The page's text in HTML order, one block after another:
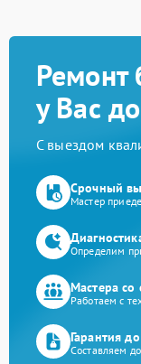
Ремонт
у Вас
С выездом
Срочный
Мастер
Определим
Мастера со
Работаем с
Гарантия
Составляем